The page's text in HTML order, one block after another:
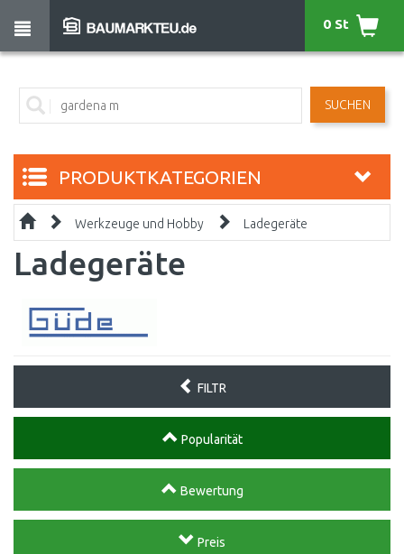
SUCHEN
0 St
PRODUKTKATEGORIEN
Werkzeuge und Hobby Ladegeräte
Ladegeräte
FILTR
Popularität
Bewertung
Preis